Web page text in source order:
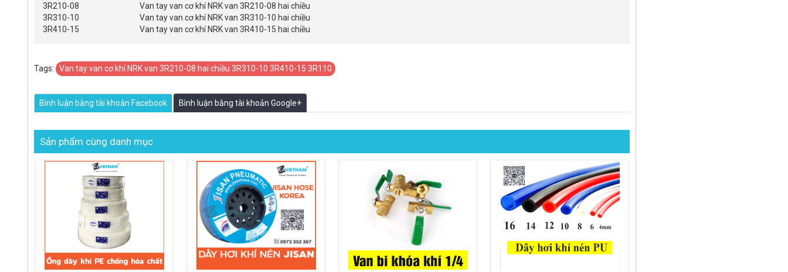
3R210-08
Van tay van cơ khí NRK van 3R210-08 hai chiều
3R310-10
Van tay van cơ khí NRK van 3R310-10 hai chiều
3R410-15
Van tay van cơ khí NRK van 3R410-15 hai chiều
Tags: Van tay van cơ khí NRK van 3R210-08 hai chiều 3R310-10 3R410-15 3R110
Bình luận bằng tài khoản Facebook Bình luận bằng tài khoản Google+
Sản phẩm cùng danh mục